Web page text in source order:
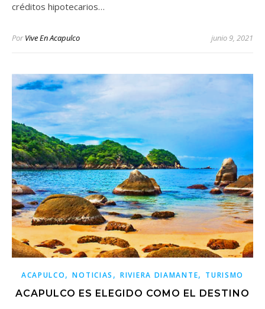
créditos hipotecarios…
Por Vive En Acapulco junio 9, 2021
ACAPULCO,NOTICIAS ,RIVIERA DIAMANTE, TURISMO
ACAPULCO ES ELEGIDO COMO EL DESTINO